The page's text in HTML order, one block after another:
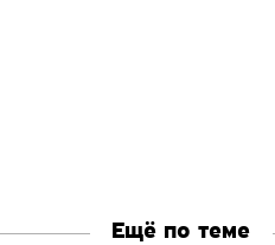
Ещё по теме